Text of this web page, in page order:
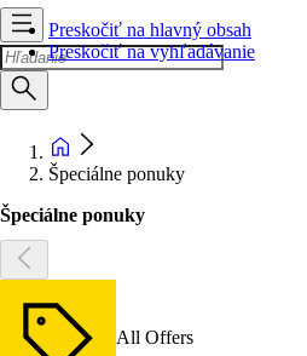
Preskočiť na hlavný obsah
Preskočiť na vyhľadávanie
Špeciálne ponuky
Špeciálne ponuky
All Offers